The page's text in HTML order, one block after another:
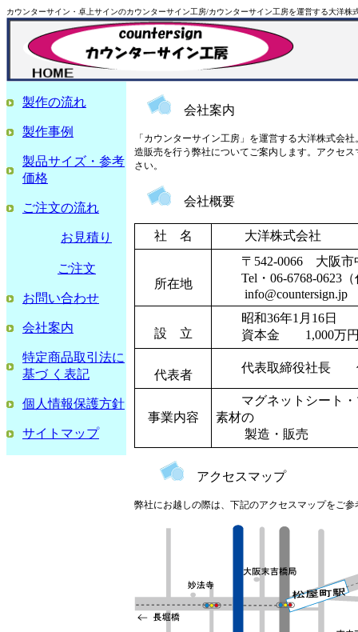
カウンターサイン・卓上サインのカウンターサイン工房/カウンターサイン工房を運営する大洋株
製作の流れ
製作事例
製品サイズ・参考
価格
ご注文の流れ
お見積り
ご注文
お問い合わせ
会社案内
特定商品取引法に
基づ く表記
個人情報保護方針
サイトマップ
会社案内
「カウンターサイン工房」を運営する大洋株式会
造販売を行う弊社についてご案内します。アクセ
さい。
会社概要
社 名 大洋株式会社
所在地
〒542-0066 大阪市
Tel・06-6768-0623（
info@countersign.jp
設 立
昭和36年1月16日
資本金 1,000万
代表者
代表取締役社長
事業内容
マグネットシート・
素材の
製造・販売
アクセスマップ
弊社にお越しの際は、下記のアクセスマップをご参